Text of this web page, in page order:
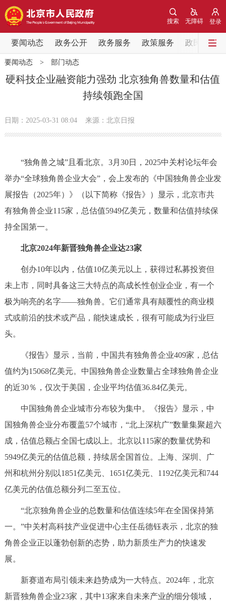
登录
无障碍
搜索
要闻动态 政务公开 政务服务 政策服务 政民互动
要闻动态
党中央精神
会议信息
市领导 机构职能 政策服务
政策兑现 政策解读 回应关切
政务服务
个人服务 法人服务 部门服务
便民服务 利企服务 投资项目
中介服务 阳光政务
政民互动
走进北京
绿色北京 图说北京 视频北京
多语种
DEUTSCH FRANÇAIS РУССКИЙ ЯЗЫК
要闻动态> 部门动态
硬科技企业融资能力强劲 北京独角兽数量和估值
持续领跑全国
日期：2025-03-31 08:04 来源：北京日报
“独角兽之城”且看北京。3月30日，2025中关村论坛年会
举办“全球独角兽企业大会”，会上发布的《中国独角兽企业发
展报告（2025年）》（以下简称《报告》）显示，北京市共
有独角兽企业115家，总估值5949亿美元，数量和估值持续保
持全国第一。
北京2024年新晋独角兽企业达23家
创办10年以内，估值10亿美元以上，获得过私募投资但
未上市，同时具备这三大特点的高成长性创业企业，有一个
极为响亮的名字——独角兽。它们通常具有颠覆性的商业模
式或前沿的技术或产品，能快速成长，很有可能成为行业巨
头。
《报告》显示，当前，中国共有独角兽企业409家，总估
值约为15068亿美元。中国独角兽企业数量占全球独角兽企业
的近30％，仅次于美国，企业平均估值36.84亿美元。
中国独角兽企业城市分布较为集中。《报告》显示，中
国独角兽企业分布覆盖57个城市，“北上深杭广”数量集聚超六
成，估值总额占全国七成以上。北京以115家的数量优势和
5949亿美元的估值总额，持续居全国首位。上海、深圳、广
州和杭州分别以1851亿美元、1651亿美元、1192亿美元和744
亿美元的估值总额分列二至五位。
“北京独角兽企业的总数量和估值连续5年在全国保持第
一。”中关村高科技产业促进中心主任岳德钰表示，北京的独
角兽企业正以蓬勃创新的态势，助力新质生产力的快速发
展。
新赛道布局引领未来趋势成为一大特点。2024年，北京
新晋独角兽企业23家，其中13家来自未来产业的细分领域，